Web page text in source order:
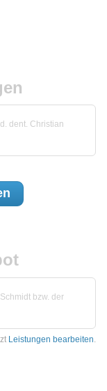
dent. Christian
bzw. der
Leistungen bearbeiten.